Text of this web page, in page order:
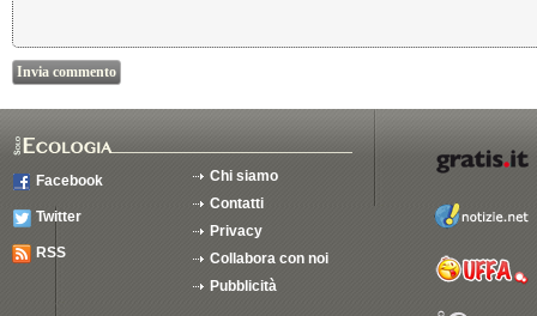
Facebook
Twitter
RSS
Chi siamo
Contatti
Privacy
Collabora con noi
Pubblicità